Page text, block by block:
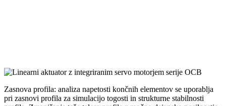
Zasnova profila: analiza napetosti končnih elementov se uporablja
pri zasnovi profila za simulacijo togosti in strukturne stabilnosti